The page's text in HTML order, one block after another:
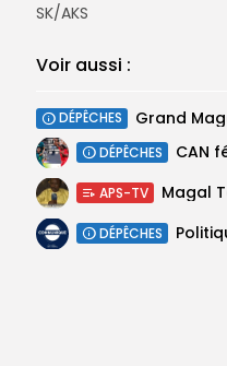
SK/AKS
Voir aussi :
DÉPÊCHES
DÉPÊCHES
APS-TV
DÉPÊCHES